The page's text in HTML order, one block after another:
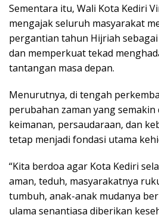
Sementara itu, Wali Kota Kediri
mengajak seluruh masyarakat
pergantian tahun Hijriah
dan memperkuat tekad
tantangan masa depan.
Menurutnya, di tengah
perubahan zaman yang semakin
keimanan, persaudaraan, dan
tetap menjadi fondasi utama
“Kita berdoa agar Kota Kediri
aman, teduh, masyarakatnya
tumbuh, anak-anak mudanya
ulama senantiasa diberikan